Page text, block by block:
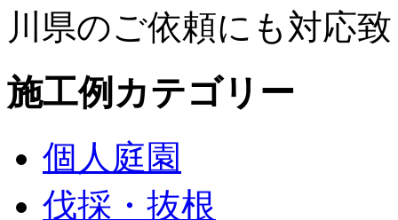
川県のご依頼にも対応
施工例カテゴリー
個人庭園
伐採・抜根